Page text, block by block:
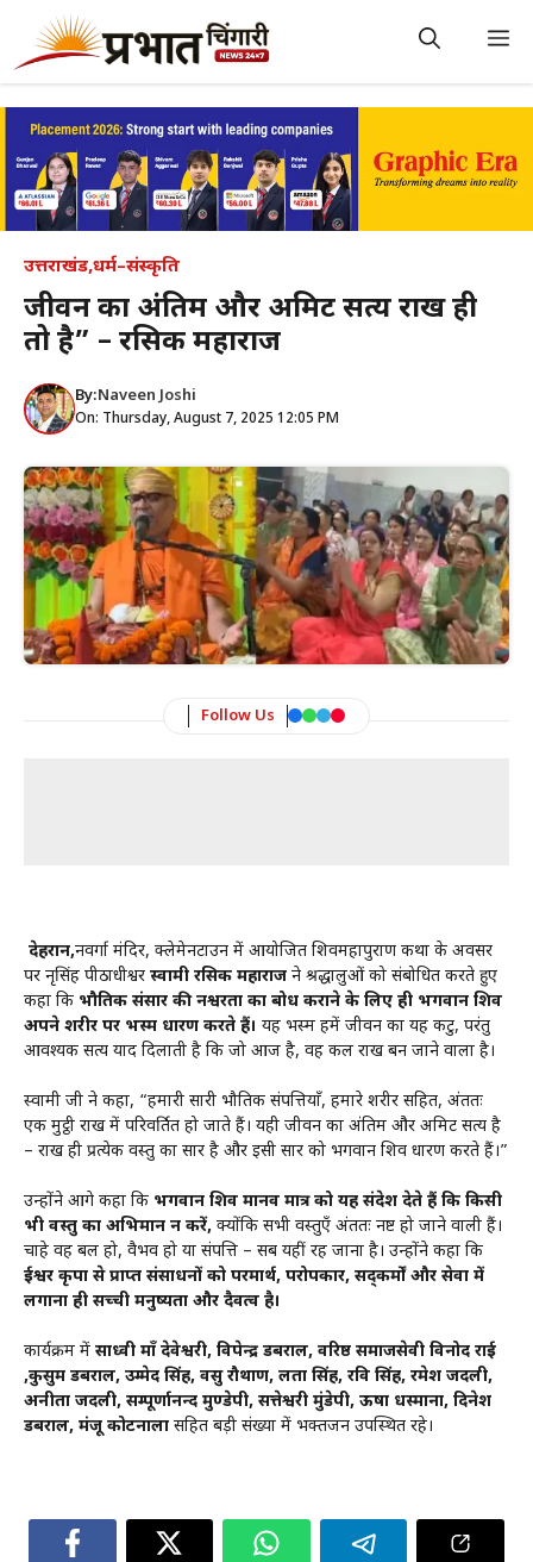
content
उत्तराखंड,धर्म–संस्कृति
जीवन का अंतिम और अमिट सत्य राख ही
तो है” – रसिक महाराज
By:Naveen Joshi
On: Thursday, August 7, 2025 12:05 PM
Follow Us
देहरादून,नवदुर्गा मंदिर, क्लेमेनटाउन में आयोजित शिवमहापुराण कथा के अवसर
पर नृसिंह पीठाधीश्वर स्वामी रसिक महाराज ने श्रद्धालुओं को संबोधित करते हुए
कहा कि भौतिक संसार की नश्वरता का बोध कराने के लिए ही भगवान शिव
अपने शरीर पर भस्म धारण करते हैं। यह भस्म हमें जीवन का यह कटु, परंतु
आवश्यक सत्य याद दिलाती है कि जो आज है, वह कल राख बन जाने वाला है।
स्वामी जी ने कहा, “हमारी सारी भौतिक संपत्तियाँ, हमारे शरीर सहित, अंततः
एक मुट्ठी राख में परिवर्तित हो जाते हैं। यही जीवन का अंतिम और अमिट सत्य है
– राख ही प्रत्येक वस्तु का सार है और इसी सार को भगवान शिव धारण करते हैं।”
उन्होंने आगे कहा कि भगवान शिव मानव मात्र को यह संदेश देते हैं कि किसी
भी वस्तु का अभिमान न करें, क्योंकि सभी वस्तुएँ अंततः नष्ट हो जाने वाली हैं।
चाहे वह बल हो, वैभव हो या संपत्ति – सब यहीं रह जाना है। उन्होंने कहा कि
ईश्वर कृपा से प्राप्त संसाधनों को परमार्थ, परोपकार, सद्कर्मों और सेवा में
लगाना ही सच्ची मनुष्यता और दैवत्व है।
कार्यक्रम में साध्वी माँ देवेश्वरी, विपेन्द्र डबराल, वरिष्ठ समाजसेवी विनोद राई
,कुसुम डबराल, उम्मेद सिंह, वसु रौथाण, लता सिंह, रवि सिंह, रमेश जदली,
अनीता जदली, सम्पूर्णानन्द मुण्डेपी, सत्तेश्वरी मुंडेपी, ऊषा धस्माना, दिनेश
डबराल, मंजू कोटनाला सहित बड़ी संख्या में भक्तजन उपस्थित रहे।